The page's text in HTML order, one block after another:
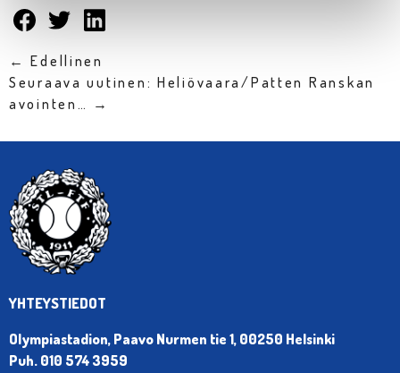
← Edellinen
Seuraava uutinen: Heliövaara/Patten Ranskan
avointen… →
YHTEYSTIEDOT
Olympiastadion, Paavo Nurmen tie 1, 00250 Helsinki
Puh. 010 574 3959